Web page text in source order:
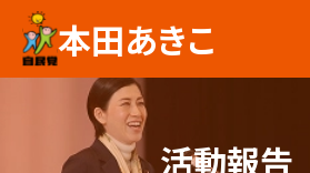
本田あきこ
活動報告